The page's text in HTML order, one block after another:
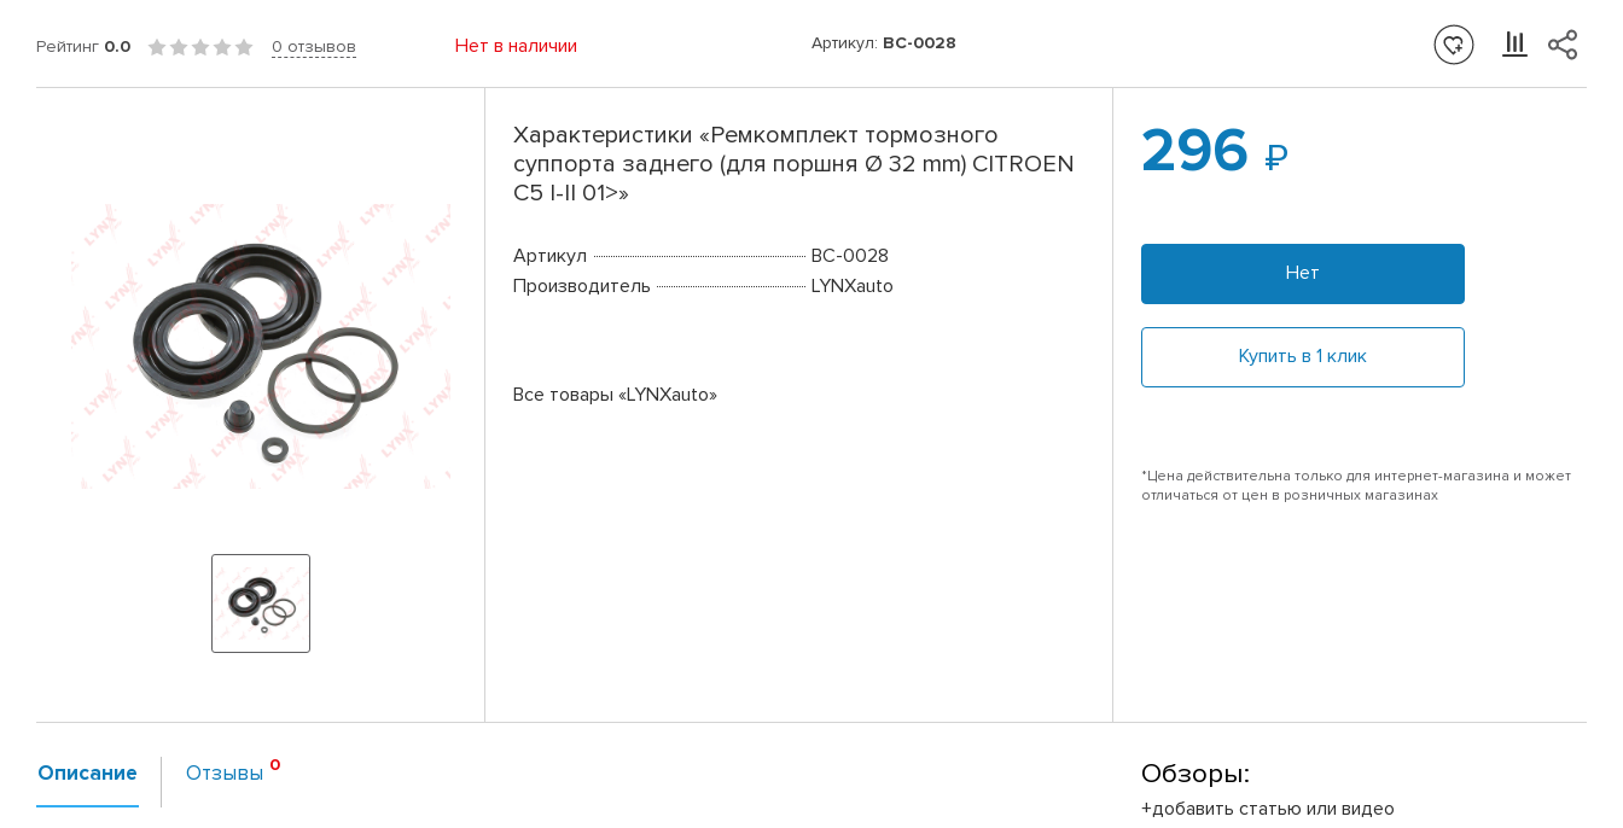
Рейтинг 0.0 0 отзывов Нет в наличии Артикул: BC-0028
Характеристики «Ремкомплект тормозного
суппорта заднего (для поршня Ø 32 mm) CITROEN
C5 I-II 01>»
Артикул
BC-0028
Производитель
LYNXauto
Все товары «LYNXauto»
296
Нет
Купить в 1 клик
*Цена действительна только для интернет-магазина и может
отличаться от цен в розничных магазинах
Описание Отзывы Обзоры:
+добавить статью или видео